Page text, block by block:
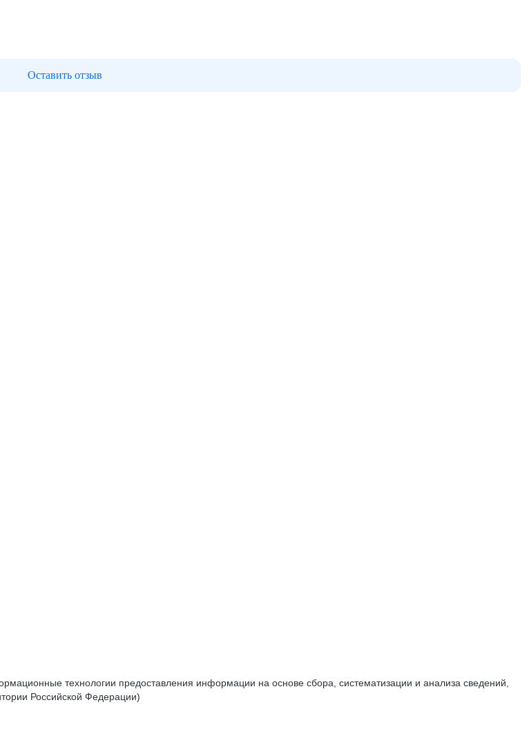
Оставить отзыв
технологии предоставления информации на основе сбора, систематизации и анализа сведений,
Российской Федерации)